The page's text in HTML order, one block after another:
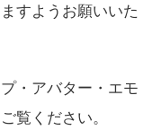
すようお願いいた
・アバター・エモ
覧ください。